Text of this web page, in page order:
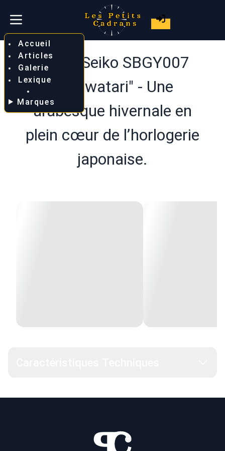
Accueil
Articles
Galerie
Lexique
Marques
Grand Seiko SBGY007
"Omiwatari" - Une
arabesque hivernale en
plein cœur de l’horlogerie
japonaise.